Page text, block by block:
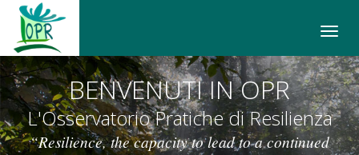
Salta
contenuto
Mappa
del
sito
Cerca
nel
Apri/
il
di
BENVENUTI IN OPR
L'Osservatorio Pratiche di Resilienza
“Resilience, the capacity to lead to a continued